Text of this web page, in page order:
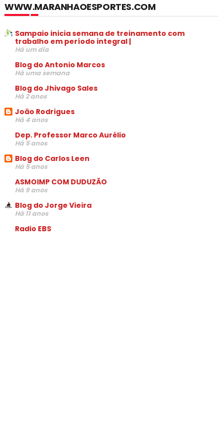
WWW.MARANHAOESPORTES.COM
Sampaio inicia semana de treinamento com
trabalho em período integral |
Há um dia
Blog do Antonio Marcos
Há uma semana
Blog do Jhivago Sales
Há 2 anos
João Rodrigues
Há 4 anos
Dep. Professor Marco Aurélio
Há 5 anos
Blog do Carlos Leen
Há 5 anos
ASMOIMP COM DUDUZÃO
Há 9 anos
Blog do Jorge Vieira
Há 11 anos
Radio EBS